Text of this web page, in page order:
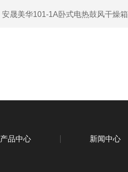
安晟美华101-1A卧式电热鼓风干燥箱
产品中心 新闻中心